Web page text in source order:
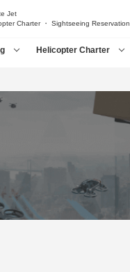
Jet
Charter ・ Sightseeing
Helicopter Charter